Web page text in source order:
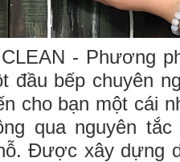
- Phương
đầu bếp chuyên
cho bạn một cái
qua nguyên tắc
Được xây dựng